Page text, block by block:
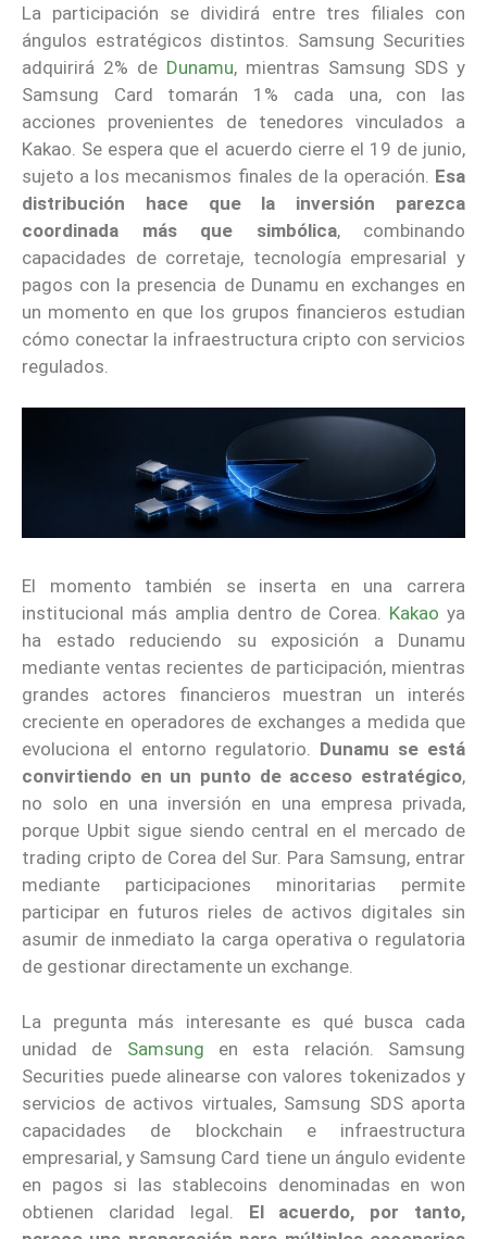
La participación se dividirá entre tres filiales con
ángulos estratégicos distintos. Samsung Securities
adquirirá 2% de Dunamu, mientras Samsung SDS y
Samsung Card tomarán 1% cada una, con las
acciones provenientes de tenedores vinculados a
Kakao. Se espera que el acuerdo cierre el 19 de junio,
sujeto a los mecanismos finales de la operación. Esa
distribución hace que la inversión parezca
coordinada más que simbólica, combinando
capacidades de corretaje, tecnología empresarial y
pagos con la presencia de Dunamu en exchanges en
un momento en que los grupos financieros estudian
cómo conectar la infraestructura cripto con servicios
regulados.
El momento también se inserta en una carrera
institucional más amplia dentro de Corea. Kakao ya
ha estado reduciendo su exposición a Dunamu
mediante ventas recientes de participación, mientras
grandes actores financieros muestran un interés
creciente en operadores de exchanges a medida que
evoluciona el entorno regulatorio. Dunamu se está
convirtiendo en un punto de acceso estratégico,
no solo en una inversión en una empresa privada,
porque Upbit sigue siendo central en el mercado de
trading cripto de Corea del Sur. Para Samsung, entrar
mediante participaciones minoritarias permite
participar en futuros rieles de activos digitales sin
asumir de inmediato la carga operativa o regulatoria
de gestionar directamente un exchange.
La pregunta más interesante es qué busca cada
unidad de Samsung en esta relación. Samsung
Securities puede alinearse con valores tokenizados y
servicios de activos virtuales, Samsung SDS aporta
capacidades de blockchain e infraestructura
empresarial, y Samsung Card tiene un ángulo evidente
en pagos si las stablecoins denominadas en won
obtienen claridad legal. El acuerdo, por tanto,